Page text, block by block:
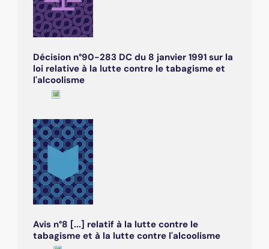
Décision n°90-283 DC du 8 janvier 1991 sur la
loi relative à la lutte contre le tabagisme et
l'alcoolisme
Avis n°8 [...] relatif à la lutte contre le
tabagisme et à la lutte contre l'alcoolisme